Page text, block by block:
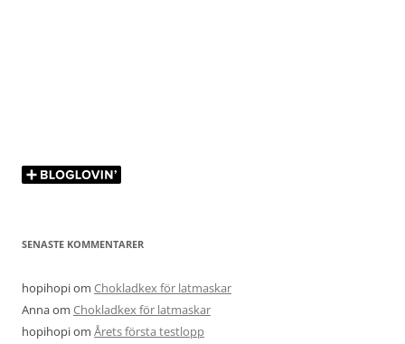
SENASTE KOMMENTARER
hopihopiom Chokladkex för latmaskar
Annaom Chokladkex för latmaskar
hopihopiom Årets första testlopp